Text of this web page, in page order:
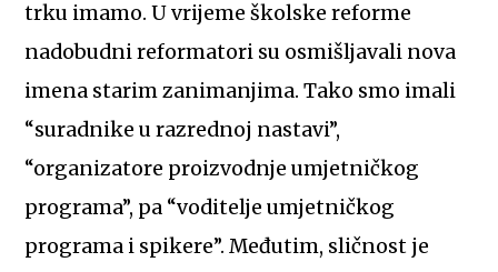
trku imamo. U vrijeme školske reforme
nadobudni reformatori su osmišljavali nova
imena starim zanimanjima. Tako smo imali
“suradnike u razrednoj nastavi”,
“organizatore proizvodnje umjetničkog
programa”, pa “voditelje umjetničkog
programa i spikere”. Međutim, sličnost je